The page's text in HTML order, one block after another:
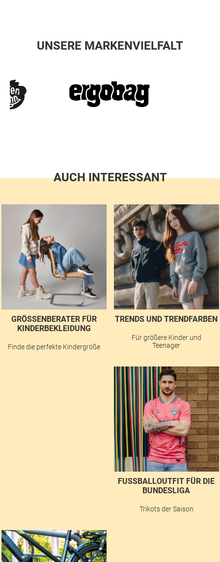
UNSERE MARKENVIELFALT
AUCH INTERESSANT
GRÖSSENBERATER FÜR K
INDERBEKLEIDUNG
Finde die perfekte Kindergröße
TRENDS UND TRENDFARBEN
Für größere Kinder und
Teenager
FUSSBALLOUTFIT FÜR DIE B
UNDESLIGA
Trikots der Saison